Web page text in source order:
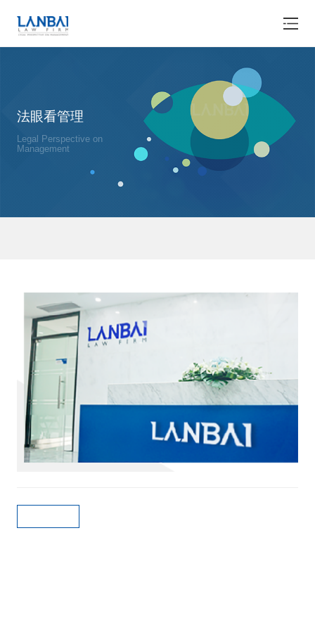
法眼看管理
Legal Perspective on
Management